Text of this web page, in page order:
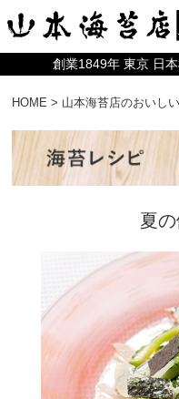
創業1849年 東京 日
HOME > 山本海苔店のおいし
夏